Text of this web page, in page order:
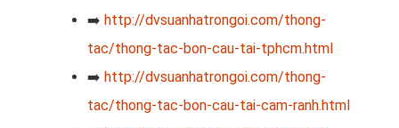
➡️ http://dvsuanhatrongoi.com/thong-
tac/thong-tac-bon-cau-tai-tphcm.html
➡️ http://dvsuanhatrongoi.com/thong-
tac/thong-tac-bon-cau-tai-cam-ranh.html